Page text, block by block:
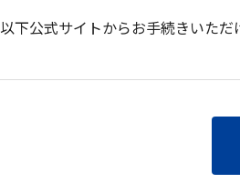
以下公式サイトからお手続きいただ